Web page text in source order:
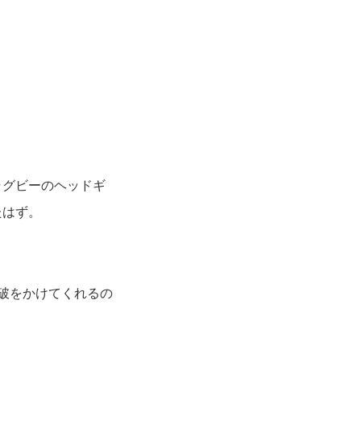
ビーのヘッドギ
ず。
をかけてくれるの